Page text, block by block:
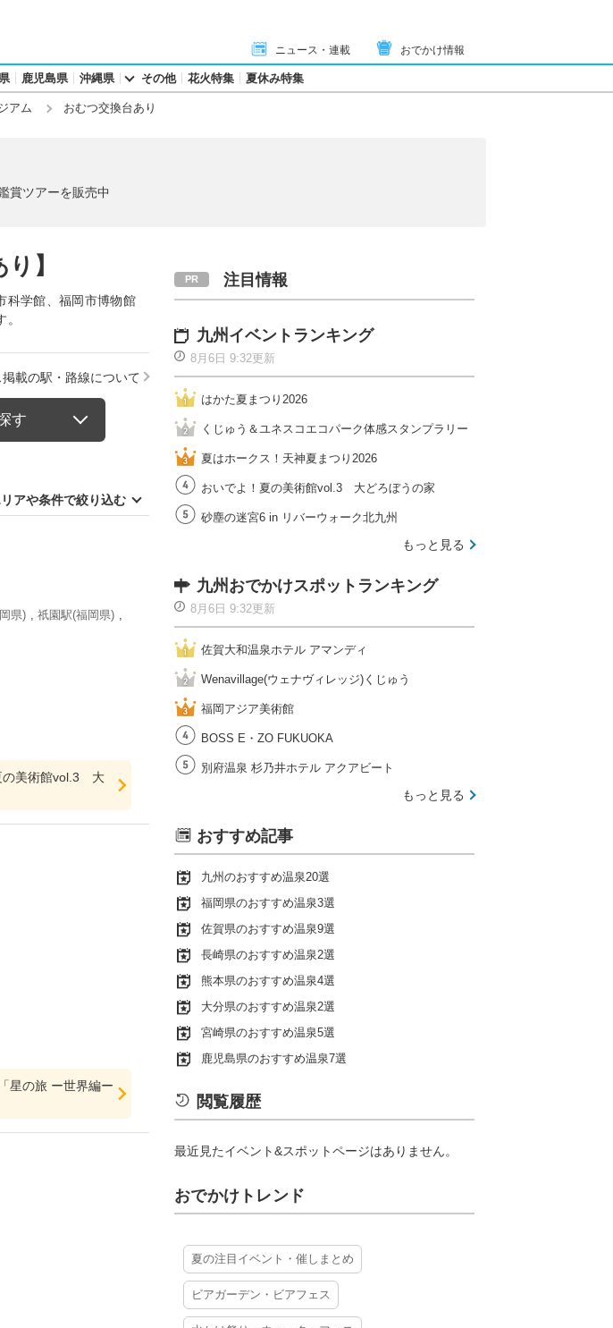
ニュース・連載 おでかけ情報
鹿児島県 沖縄県 その他 花火特集 夏休み特集
アム おむつ交換台あり
賞ツアーを販売中
】
科学館、福岡市博物館
載の駅・路線について
す
アや条件で絞り込む
県) , 祇園駅(福岡県) ,
の美術館vol.3 大
星の旅 ー世界編ー
注目情報
九州イベントランキング
8月6日 9:32更新
はかた夏まつり2026
くじゅう＆ユネスコエコパーク体感スタンプラリー
夏はホークス！天神夏まつり2026
おいでよ！夏の美術館vol.3 大どろぼうの家
砂塵の迷宮6 in リバーウォーク北九州
もっと見る
九州おでかけスポットランキング
8月6日 9:32更新
佐賀大和温泉ホテル アマンディ
Wenavillage(ウェナヴィレッジ)くじゅう
福岡アジア美術館
BOSS E・ZO FUKUOKA
別府温泉 杉乃井ホテル アクアビート
もっと見る
おすすめ記事
九州のおすすめ温泉20選
福岡県のおすすめ温泉3選
佐賀県のおすすめ温泉9選
長崎県のおすすめ温泉2選
熊本県のおすすめ温泉4選
大分県のおすすめ温泉2選
宮崎県のおすすめ温泉5選
鹿児島県のおすすめ温泉7選
閲覧履歴
最近見たイベント&スポットページはありません。
おでかけトレンド
夏の注目イベント・催しまとめ
ビアガーデン・ビアフェス